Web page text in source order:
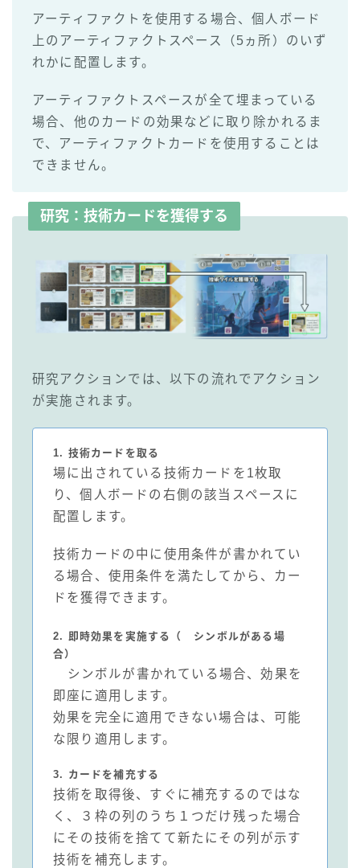
アーティファクトを使用する場合、個人ボード
上のアーティファクトスペース（5ヵ所）のいず
れかに配置します。
アーティファクトスペースが全て埋まっている
場合、他のカードの効果などに取り除かれるま
で、アーティファクトカードを使用することは
できません。
研究：技術カードを獲得する
研究アクションでは、以下の流れでアクション
が実施されます。
1. 技術カードを取る
場に出されている技術カードを1枚取
り、個人ボードの右側の該当スペースに
配置します。
技術カードの中に使用条件が書かれてい
る場合、使用条件を満たしてから、カー
ドを獲得できます。
2. 即時効果を実施する（
シンボルがある場
合）
シンボルが書かれている場合、効果を
即座に適用します。
効果を完全に適用できない場合は、可能
な限り適用します。
3. カードを補充する
技術を取得後、すぐに補充するのではな
く、３枠の列のうち１つだけ残った場合
にその技術を捨てて新たにその列が示す
技術を補充します。